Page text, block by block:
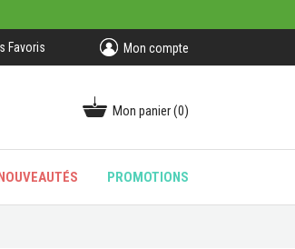
Favoris Mon compte
Mon panier(0)
PROMOTIONS